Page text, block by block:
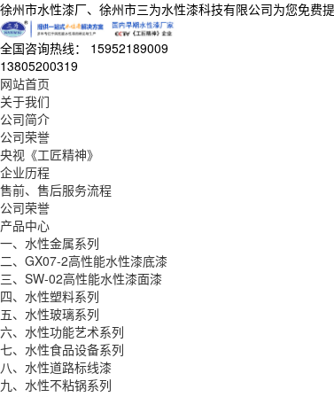
徐州市水性漆厂、徐州市三为水性漆科技有限公司为您免费
全国咨询热线： 15952189009
13805200319
网站首页
关于我们
公司简介
公司荣誉
央视《工匠精神》
企业历程
售前、售后服务流程
公司荣誉
产品中心
一、水性金属系列
二、GX07-2高性能水性漆底漆
三、SW-02高性能水性漆面漆
四、水性塑料系列
五、水性玻璃系列
六、水性功能艺术系列
七、水性食品设备系列
八、水性道路标线漆
九、水性不粘锅系列